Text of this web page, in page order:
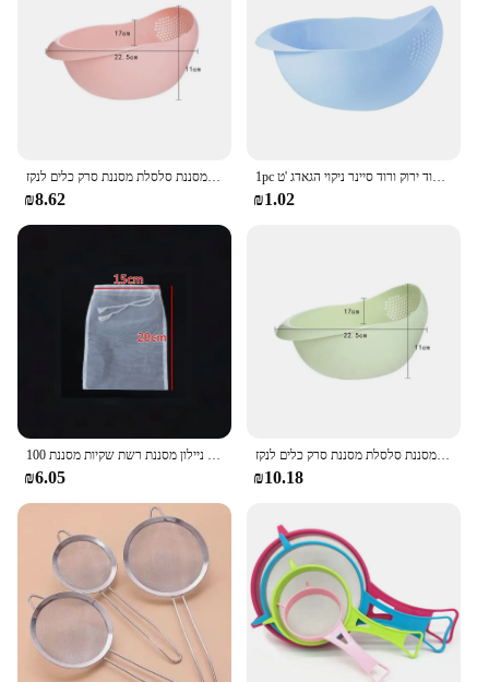
מסננת אורז פלסטיק מסננת מטבח פלסטיק עם ידיות מסטיק סילת מסננת סלסלת מסננת סרק כלים לנקז
₪8.62
1pc מזון כיתה פלסטיק אורז שעועית אפונה כביסה מסנן מסננת צבע ורוד ירוק ורוד סיינר ניקוי הגאדג 'ט
₪1.02
100 רשת סויה מסנן שקיות יין אגוז חלב תה קפה יוגורט מסננת נקי מטבח גאדג 'טים לשימוש חוזר ניילון מסננת רשת שקיות מסננת
₪6.05
מסננת אורז פלסטיק מסננת מטבח פלסטיק עם ידיות מסטיק סילת מסננת סלסלת מסננת סרק כלים לנקז
₪10.18